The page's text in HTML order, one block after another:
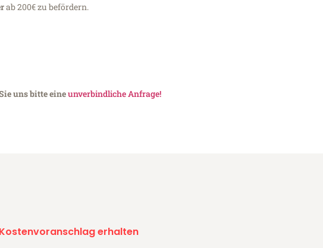
ab 200€ zu befördern.
uns bitte eineunverbindliche Anfrage!
erhalten